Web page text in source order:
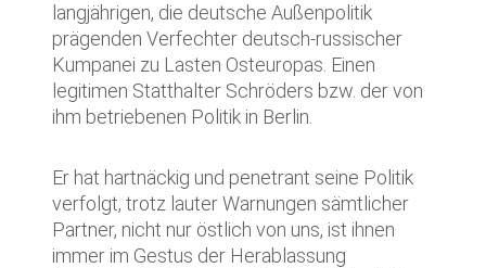
langjährigen, die deutsche Außenpolitik
prägenden Verfechter deutsch-russischer
Kumpanei zu Lasten Osteuropas. Einen
legitimen Statthalter Schröders bzw. der von
ihm betriebenen Politik in Berlin.
Er hat hartnäckig und penetrant seine Politik
verfolgt, trotz lauter Warnungen sämtlicher
Partner, nicht nur östlich von uns, ist ihnen
immer im Gestus der Herablassung